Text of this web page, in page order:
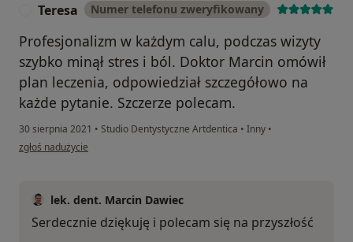
Teresa Numer telefonu zweryfikowany
Profesjonalizm w każdym calu, podczas wizyty
szybko minął stres i ból. Doktor Marcin omówił
plan leczenia, odpowiedział szczegółowo na
każde pytanie. Szczerze polecam.
30 sierpnia 2021 • Studio Dentystyczne Artdentica • Inny •
w opinii użytkownika Teresa
zgłoś nadużycie
lek. dent. Marcin Dawiec
Serdecznie dziękuję i polecam się na przyszłość